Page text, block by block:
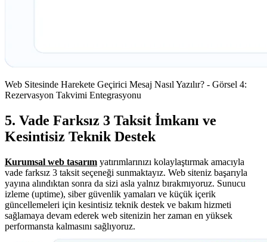
Web Sitesinde Harekete Geçirici Mesaj Nasıl Yazılır? - Görsel 4:
Rezervasyon Takvimi Entegrasyonu
5. Vade Farksız 3 Taksit İmkanı ve
Kesintisiz Teknik Destek
Kurumsal web tasarım yatırımlarınızı kolaylaştırmak amacıyla
vade farksız 3 taksit seçeneği sunmaktayız. Web siteniz başarıyla
yayına alındıktan sonra da sizi asla yalnız bırakmıyoruz. Sunucu
izleme (uptime), siber güvenlik yamaları ve küçük içerik
güncellemeleri için kesintisiz teknik destek ve bakım hizmeti
sağlamaya devam ederek web sitenizin her zaman en yüksek
performansta kalmasını sağlıyoruz.